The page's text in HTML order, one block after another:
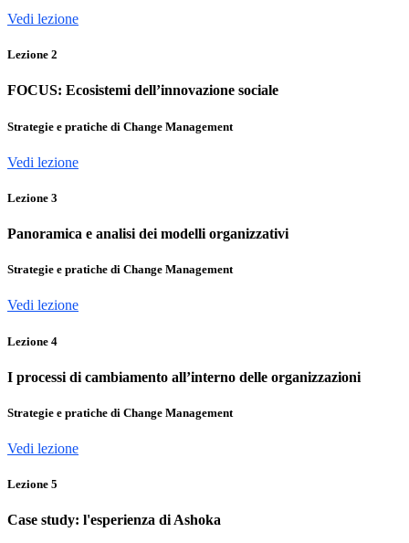
Vedi lezione
Lezione 2
FOCUS: Ecosistemi dell’innovazione sociale
Strategie e pratiche di Change Management
Vedi lezione
Lezione 3
Panoramica e analisi dei modelli organizzativi
Strategie e pratiche di Change Management
Vedi lezione
Lezione 4
I processi di cambiamento all’interno delle organizzazioni
Strategie e pratiche di Change Management
Vedi lezione
Lezione 5
Case study: l'esperienza di Ashoka